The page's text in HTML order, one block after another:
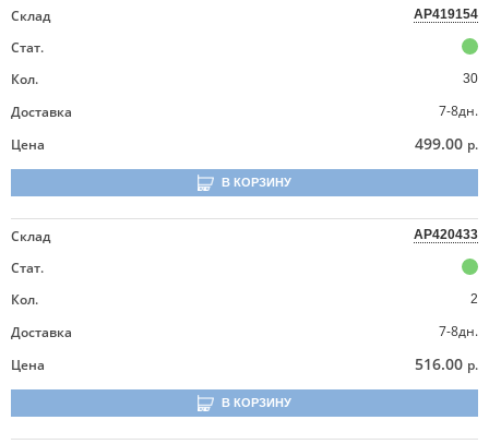
Склад AP419154
Стат.
Кол.
30
Доставка
7-8дн.
Цена
499.00 р.
В КОРЗИНУ
Склад AP420433
Стат.
Кол.
2
Доставка
7-8дн.
Цена
516.00 р.
В КОРЗИНУ